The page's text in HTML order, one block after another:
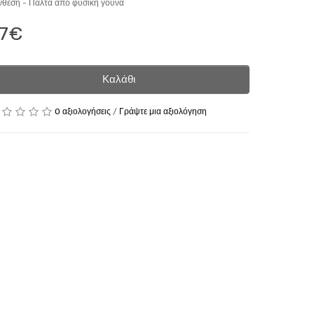
- Παλτά από φυσική γούνα
Καλάθι
0 αξιολογήσεις / Γράψτε μια αξιολόγηση